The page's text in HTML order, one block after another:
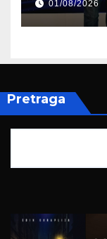
01/08/2026
Pretraga